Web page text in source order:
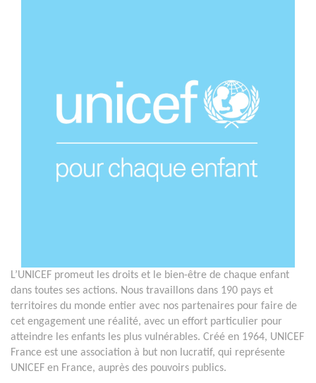
L’UNICEF promeut les droits et le bien-être de chaque enfant
dans toutes ses actions. Nous travaillons dans 190 pays et
territoires du monde entier avec nos partenaires pour faire de
cet engagement une réalité, avec un effort particulier pour
atteindre les enfants les plus vulnérables. Créé en 1964, UNICEF
France est une association à but non lucratif, qui représente
UNICEF en France, auprès des pouvoirs publics.